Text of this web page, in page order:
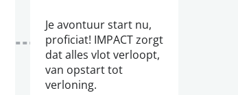
Je avontuur start nu,
proficiat! IMPACT zorgt
dat alles vlot verloopt,
van opstart tot
verloning.